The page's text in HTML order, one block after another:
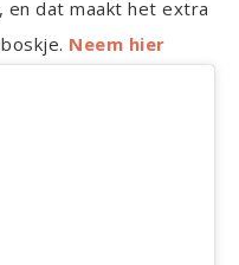
en dat maakt het extra
Neem hier